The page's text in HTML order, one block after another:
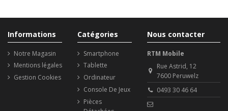
Informations
Notre Magasin
Mentions légales
Gestion Cookies
Catégories
Smartphone
Tablette
Ordinateur
Console De Jeux
Pièces
Nous contacter
RTM Mobile
Rue Astrid, 12
7600 Peruwelz
0493 30 46 64